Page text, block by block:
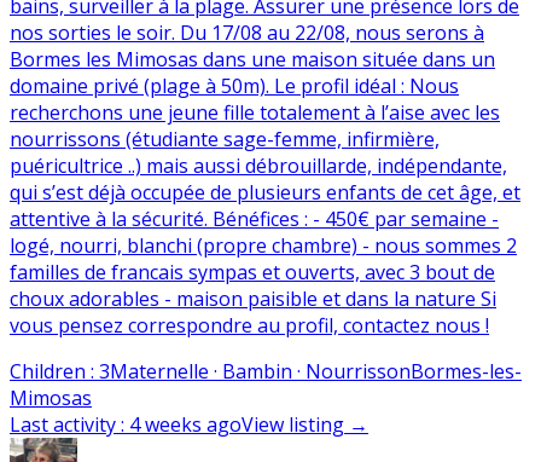
bains, surveiller à la plage. Assurer une présence lors de
nos sorties le soir. Du 17/08 au 22/08, nous serons à
Bormes les Mimosas dans une maison située dans un
domaine privé (plage à 50m). Le profil idéal : Nous
recherchons une jeune fille totalement à l’aise avec les
nourrissons (étudiante sage-femme, infirmière,
puéricultrice ..) mais aussi débrouillarde, indépendante,
qui s’est déjà occupée de plusieurs enfants de cet âge, et
attentive à la sécurité. Bénéfices : - 450€ par semaine -
logé, nourri, blanchi (propre chambre) - nous sommes 2
familles de francais sympas et ouverts, avec 3 bout de
choux adorables - maison paisible et dans la nature Si
vous pensez correspondre au profil, contactez nous !
Children : 3Maternelle · Bambin · NourrissonBormes-les-
Mimosas
Last activity: 4 weeks agoView listing →